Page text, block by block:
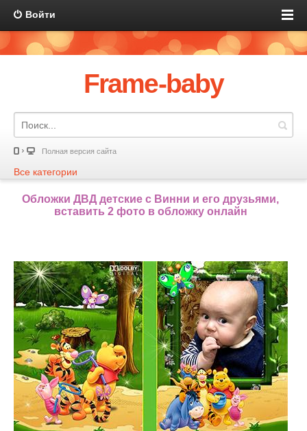
Войти
Frame-baby
Полная версия сайта
Все категории
Обложки ДВД детские с Винни и его друзьями,
вставить 2 фото в обложку онлайн